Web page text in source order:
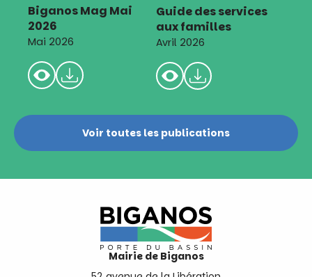
Biganos Mag Mai
2026
Mai 2026
Guide des services
aux familles
Avril 2026
Voir toutes les publications
Mairie de Biganos